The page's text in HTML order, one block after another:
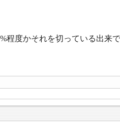
度かそれを切っている出来